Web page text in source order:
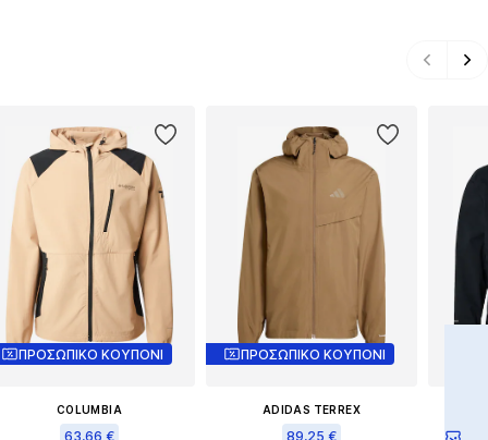
ΠΡΟΣΩΠΙΚΟ ΚΟΥΠΟΝΙ
COLUMBIA
63,66 €
ΠΡΟΣΩΠΙΚΟ ΚΟΥΠΟΝΙ
ADIDAS TERREX
89,25 €